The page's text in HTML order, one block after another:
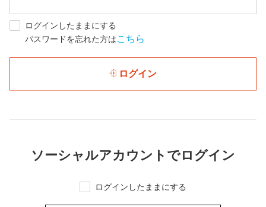
ログインしたままにする
パスワードを忘れた方はこちら
ログイン
ソーシャルアカウントでログイン
ログインしたままにする